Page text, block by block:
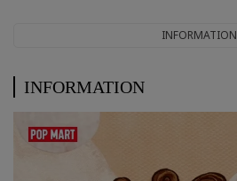
INFORMATION
INFORMATION